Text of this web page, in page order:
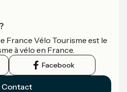
France Vélo Tourisme est le
à vélo en France.
Facebook
Contact